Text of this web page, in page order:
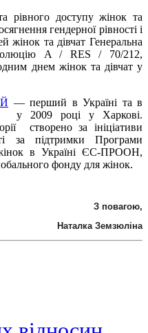
рівного доступу жінок та
гендерної рівності і
жінок та дівчат Генеральна
A / RES / 70/212,
днем жінок та дівчат у
— перший в Україні та в
у 2009 році у Харкові.
створено за ініціативи
за підтримки Програми
в Україні ЄС-ПРООН,
фонду для жінок.
З повагою,
Наталка Земзюліна